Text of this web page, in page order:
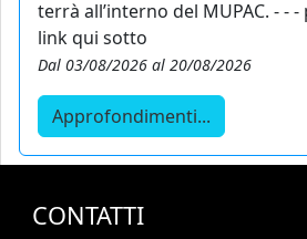
terrà all’interno del MUPAC. - -
link qui sotto
Dal 03/08/2026 al 20/08/2026
Approfondimenti...
CONTATTI